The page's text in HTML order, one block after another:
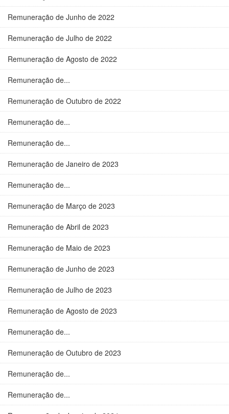
Remuneração de Junho de 2022
Remuneração de Julho de 2022
Remuneração de Agosto de 2022
Remuneração de...
Remuneração de Outubro de 2022
Remuneração de...
Remuneração de...
Remuneração de Janeiro de 2023
Remuneração de...
Remuneração de Março de 2023
Remuneração de Abril de 2023
Remuneração de Maio de 2023
Remuneração de Junho de 2023
Remuneração de Julho de 2023
Remuneração de Agosto de 2023
Remuneração de...
Remuneração de Outubro de 2023
Remuneração de...
Remuneração de...